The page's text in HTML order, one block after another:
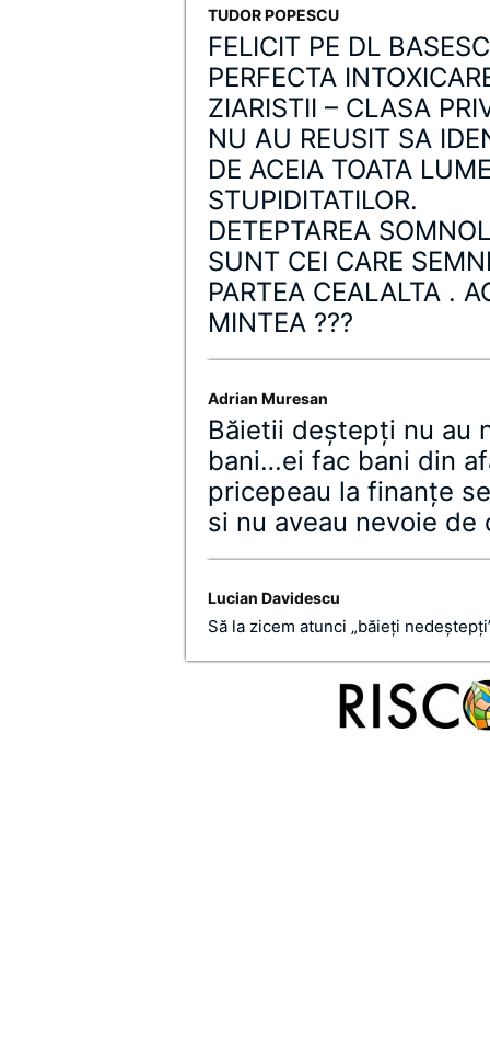
TUDOR POPESCU
FELICIT PE DL
PERFECTA
ZIARISTII – CLASA
NU AU REUSIT SA
DE ACEIA TOATA
STUPIDITATILOR.
DETEPTAREA
SUNT CEI CARE
PARTEA CEALALTA .
MINTEA ???
Adrian Muresan
Băietii deştepţi nu au
bani…ei fac bani din
pricepeau la finanţe
si nu aveau nevoie
Lucian Davidescu
Să la zicem atunci „băieţi